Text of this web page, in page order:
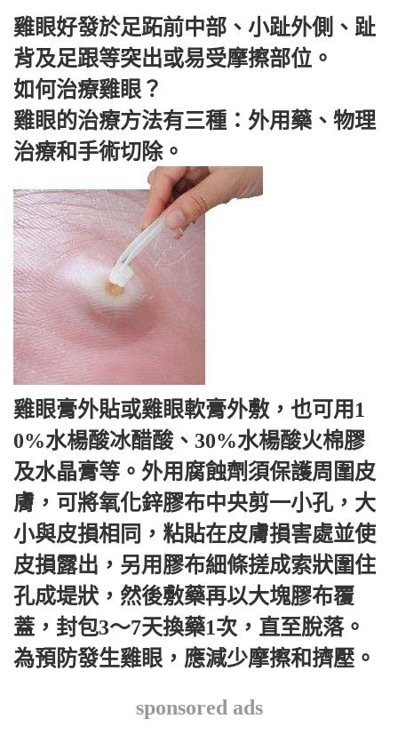
雞眼好發於足跖前中部、小趾外側、趾
背及足跟等突出或易受摩擦部位。
如何治療雞眼？
雞眼的治療方法有三種：外用藥、物理
治療和手術切除。
雞眼膏外貼或雞眼軟膏外敷，也可用1
0%水楊酸冰醋酸、30%水楊酸火棉膠
及水晶膏等。外用腐蝕劑須保護周圍皮
膚，可將氧化鋅膠布中央剪一小孔，大
小與皮損相同，粘貼在皮膚損害處並使
皮損露出，另用膠布細條搓成索狀圍住
孔成堤狀，然後敷藥再以大塊膠布覆
蓋，封包3～7天換藥1次，直至脫落。
為預防發生雞眼，應減少摩擦和擠壓。
sponsored ads